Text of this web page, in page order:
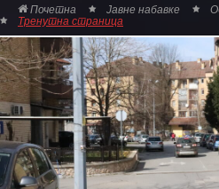
Почетна Јавне набавке
Тренутна страница